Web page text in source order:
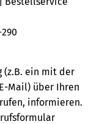
ein mit der
Mail) über Ihren
informieren.